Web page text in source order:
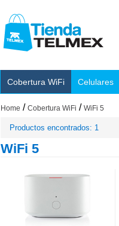
Cobertura WiFi Celulares
Home / Cobertura WiFi / WiFi 5
Productos encontrados: 1
WiFi 5